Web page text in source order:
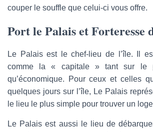
couper le souffle que celui-ci vous offre.
Port le Palais et Forteresse
Le Palais est le chef-lieu de l’île. Il
comme la « capitale » tant sur le
qu’économique. Pour ceux et celles
quelques jours sur l’île, Le Palais
le lieu le plus simple pour trouver un
Le Palais est aussi le lieu de